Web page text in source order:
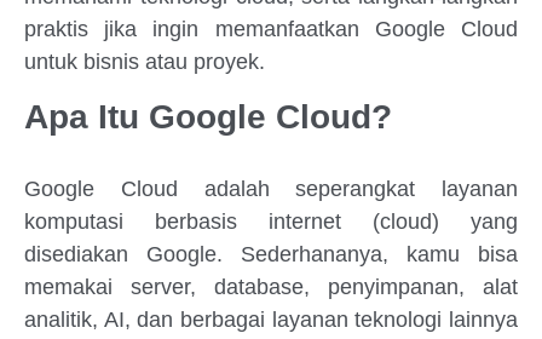
praktis jika ingin memanfaatkan Google Cloud
untuk bisnis atau proyek.
Apa Itu Google Cloud?
Google Cloud adalah seperangkat layanan
komputasi berbasis internet (cloud) yang
disediakan Google. Sederhananya, kamu bisa
memakai server, database, penyimpanan, alat
analitik, AI, dan berbagai layanan teknologi lainnya